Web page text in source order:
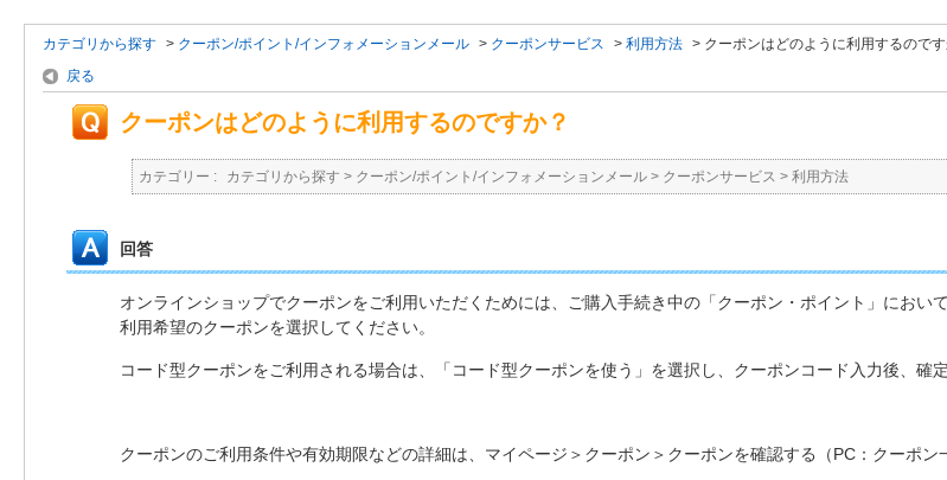
カテゴリから探す > クーポン/ポイント/インフォメーションメール > クーポンサービス > 利用方法 > クーポンはどのように利用するのです
戻る
クーポンはどのように利用するのですか？
カテゴリー : カテゴリから探す > クーポン/ポイント/インフォメーションメール > クーポンサービス > 利用方法
回答
オンラインショップでクーポンをご利用いただくためには、ご購入手続き中の「クーポン・ポイント」にお
利用希望のクーポンを選択してください。
コード型クーポンをご利用される場合は、「コード型クーポンを使う」を選択し、クーポンコード入力後、確
クーポンのご利用条件や有効期限などの詳細は、マイページ＞クーポン＞クーポンを確認する（PC：クーポン